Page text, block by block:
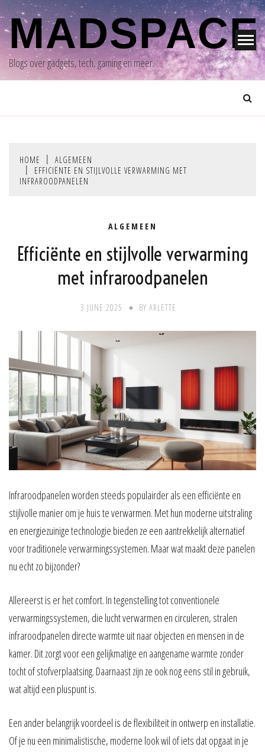
Skip
content
MADSPACE
Blogs over gadgets, tech, gaming en meer.
HOME
ALGEMEEN
EFFICIËNTE EN STIJLVOLLE VERWARMING MET
INFRAROODPANELEN
ALGEMEEN
Efficiënte en stijlvolle verwarming
met infraroodpanelen
3 JUNE 2025 BY ARLETTE
Infraroodpanelen worden steeds populairder als een efficiënte en
stijlvolle manier om je huis te verwarmen. Met hun moderne uitstraling
en energiezuinige technologie bieden ze een aantrekkelijk alternatief
voor traditionele verwarmingssystemen. Maar wat maakt deze panelen
nu echt zo bijzonder?
Allereerst is er het comfort. In tegenstelling tot conventionele
verwarmingssystemen, die lucht verwarmen en circuleren, stralen
infraroodpanelen directe warmte uit naar objecten en mensen in de
kamer. Dit zorgt voor een gelijkmatige en aangename warmte zonder
tocht of stofverplaatsing. Daarnaast zijn ze ook nog eens stil in gebruik,
wat altijd een pluspunt is.
Een ander belangrijk voordeel is de flexibiliteit in ontwerp en installatie.
Of je nu een minimalistische, moderne look wil of iets dat opgaat in je